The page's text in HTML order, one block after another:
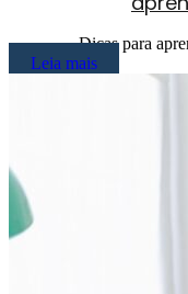
Dicas para
Leia mais